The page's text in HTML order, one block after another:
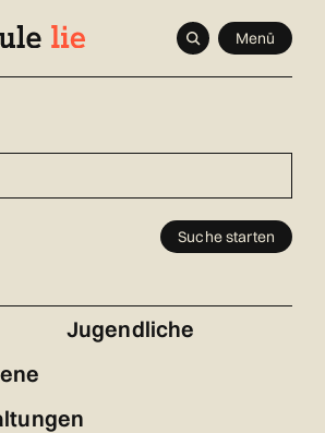
Menü
Suche starten
Jugendliche